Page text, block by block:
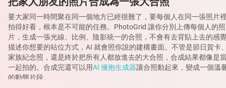
要大家同一時間聚在同一個地方已經很難了，要每個人在同一張照片
拍得好看，根本是不可能的任務。PhotoGrid 讓你分別上傳每個人的照
片，生成一張光線、比例、陰影統一的合照，不會有去背貼上去的感
描述你想要的站位方式，AI 就會照你說的建構畫面。不管是節日賀卡
家族紀念照，還是終於把所有人都放進去的大合照，合成結果都像是
一起拍的。合成完還可以用AI 擁抱生成器讓合照動起來，變成一個溫
的動態片段。